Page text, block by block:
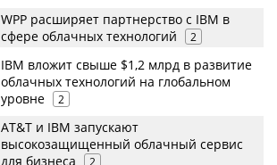
WPP расширяет партнерство с IBM в
сфере облачных технологий
2
IBM вложит свыше $1,2 млрд в развитие
облачных технологий на глобальном
уровне
2
AT&T и IBM запускают
высокозащищенный облачный сервис
для бизнеса
2